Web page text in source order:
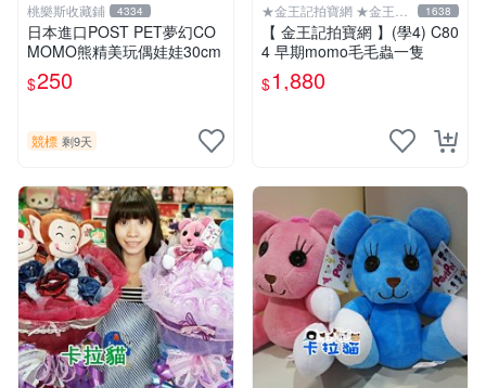
桃樂斯收藏鋪 4334
日本進口POST PET夢幻CO
MOMO熊精美玩偶娃娃30cm
$250
競標 剩9天
★金王記拍寶網 ★金王記
拍寶趣
1638
【 金王記拍寶網 】(學4) C80
4 早期momo毛毛蟲一隻
$1,880